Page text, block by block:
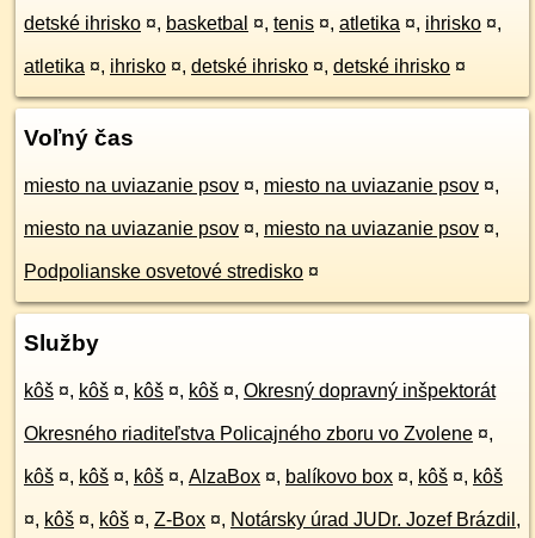
detské ihrisko ¤, basketbal ¤, tenis ¤, atletika ¤, ihrisko ¤,
atletika ¤, ihrisko ¤, detské ihrisko ¤, detské ihrisko ¤
Voľný čas
miesto na uviazanie psov ¤, miesto na uviazanie psov ¤,
miesto na uviazanie psov ¤, miesto na uviazanie psov ¤,
Podpolianske osvetové stredisko ¤
Služby
kôš ¤, kôš ¤, kôš ¤, kôš ¤, Okresný dopravný inšpektorát
Okresného riaditeľstva Policajného zboru vo Zvolene ¤,
kôš ¤, kôš ¤, kôš ¤, AlzaBox ¤, balíkovo box ¤, kôš ¤, kôš
¤, kôš ¤, kôš ¤, Z-Box ¤, Notársky úrad JUDr. Jozef Brázdil,